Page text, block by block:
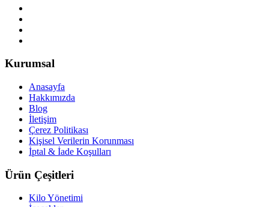
Kurumsal
Anasayfa
Hakkımızda
Blog
İletişim
Çerez Politikası
Kişisel Verilerin Korunması
İptal & İade Koşulları
Ürün Çeşitleri
Kilo Yönetimi